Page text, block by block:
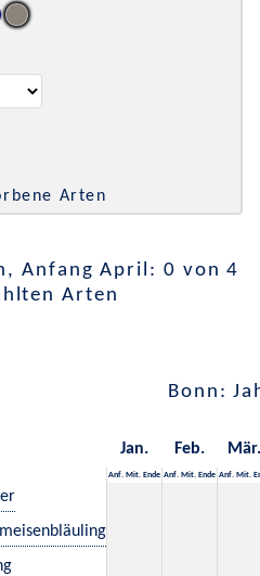
Arten
Anfang April: 0 von 4
Arten
Bonn:
Jan. Feb. Mär.
Anf. Mit. Ende Anf. Mit. Ende Anf. Mit.